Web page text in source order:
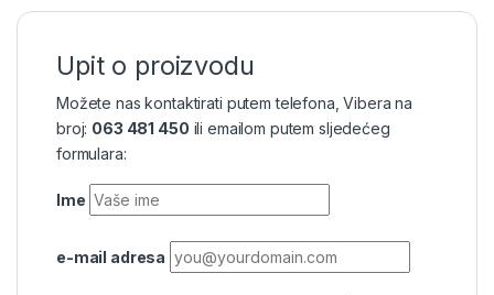
Upit o proizvodu
Možete nas kontaktirati putem telefona, Vibera na
broj: 063 481 450 ili emailom putem sljedećeg
formulara:
Ime
e-mail adresa